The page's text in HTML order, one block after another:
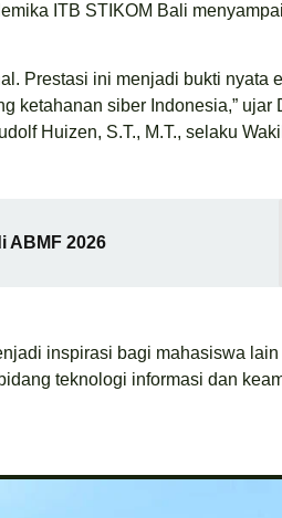
ITB STIKOM Bali
Prestasi ini menjadi bukti nyata
ketahanan siber Indonesia,” ujar
Huizen, S.T., M.T., selaku
ABMF 2026
inspirasi bagi mahasiswa lain
teknologi informasi dan